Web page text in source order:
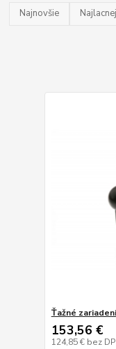
Najnovšie
Ťažné
153,56 €
124,85 € bez